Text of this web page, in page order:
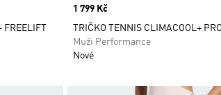
FREELIFT
Price
1 799 Kč
TRIČKO TENNIS CLIMACOOL+ PRO
Muži Performance
Nové